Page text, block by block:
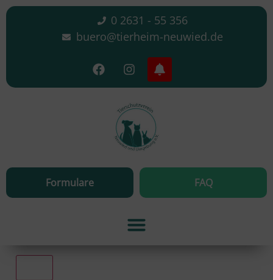
0 2631 - 55 356
buero@tierheim-neuwied.de
Formulare FAQ